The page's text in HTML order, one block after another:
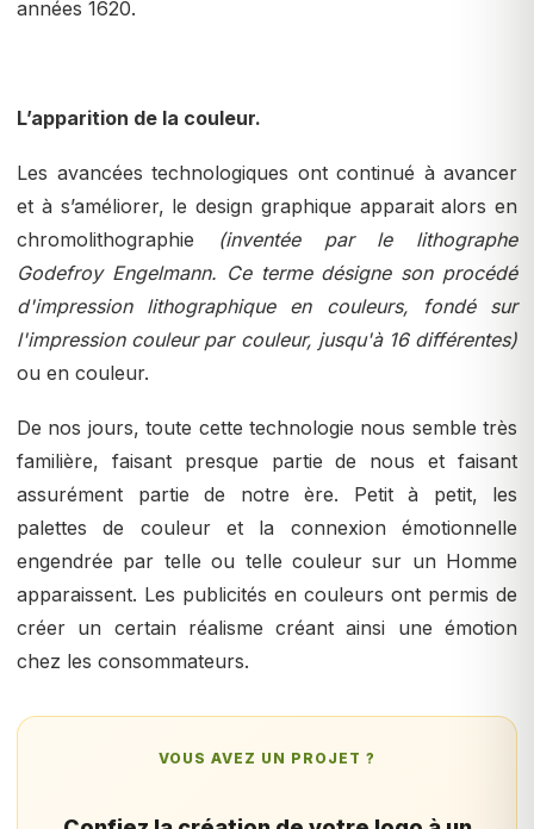
années 1620.
L’apparition de la couleur.
Les avancées technologiques ont continué à avancer
et à s’améliorer, le design graphique apparait alors en
chromolithographie
(inventée par le lithographe
Godefroy Engelmann. Ce terme désigne son procédé
d'impression lithographique en couleurs, fondé sur
l'impression couleur par couleur, jusqu'à 16 différentes)
ou en couleur.
De nos jours, toute cette technologie nous semble très
familière, faisant presque partie de nous et faisant
assurément partie de notre ère. Petit à petit, les
palettes de couleur et la connexion émotionnelle
engendrée par telle ou telle couleur sur un Homme
apparaissent. Les publicités en couleurs ont permis de
créer un certain réalisme créant ainsi une émotion
chez les consommateurs.
VOUS AVEZ UN PROJET ?